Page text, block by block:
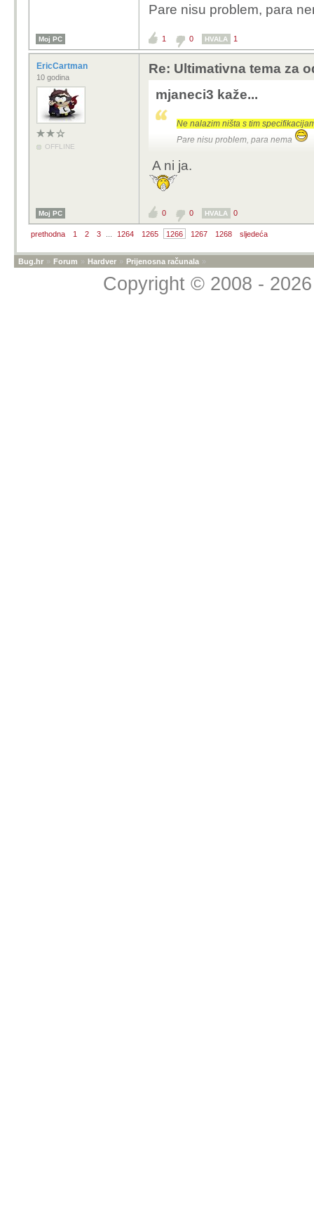
Pare nisu problem, para
Moj PC 1 0 HVALA 1
EricCartman
10 godina
OFFLINE
Re: Ultimativna tema za
mjaneci3 kaže...
Ne nalazim ništa s tim
Pare nisu problem, para nema
A ni ja.
Moj PC 0 0 HVALA 0
prethodna 1 2 3 1264 1265 1266 1267 1268 sljedeća
Bug.hr » Forum » Hardver » Prijenosna računala »
Copyright © 2008 -